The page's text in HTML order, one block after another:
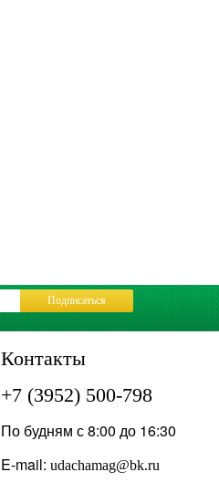
Подписаться
Контакты
+7 (3952) 500-798
По будням с 8:00 до 16:30
E-mail: udachamag@bk.ru